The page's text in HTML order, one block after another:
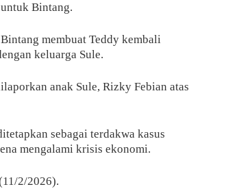
Bintang.
membuat Teddy kembali
keluarga Sule.
anak Sule, Rizky Febian atas
sebagai terdakwa kasus
mengalami krisis ekonomi.
2/2026).